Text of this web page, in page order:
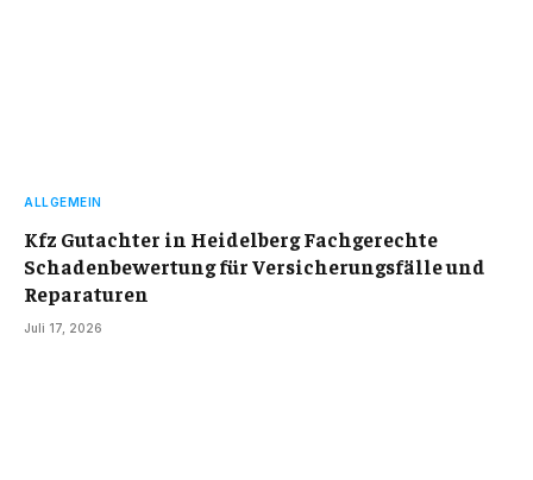
ALLGEMEIN
Kfz Gutachter in Heidelberg Fachgerechte
Schadenbewertung für Versicherungsfälle und
Reparaturen
Juli 17, 2026